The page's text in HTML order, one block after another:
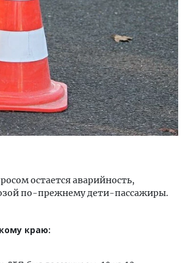
остается аварийность,
по-прежнему дети-пассажиры.
краю: